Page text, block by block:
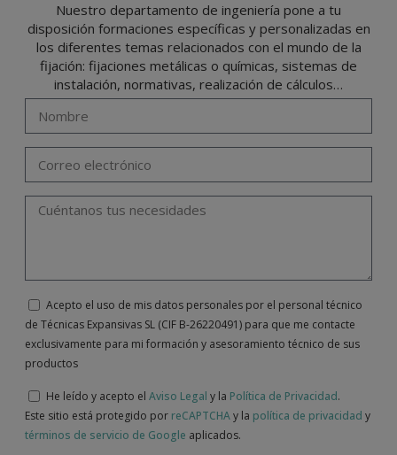
Nuestro departamento de ingeniería pone a tu
disposición formaciones específicas y personalizadas en
los diferentes temas relacionados con el mundo de la
fijación: fijaciones metálicas o químicas, sistemas de
instalación, normativas, realización de cálculos…
Acepto el uso de mis datos personales por el personal técnico
de Técnicas Expansivas SL (CIF B-26220491) para que me contacte
exclusivamente para mi formación y asesoramiento técnico de sus
productos
He leído y acepto el Aviso Legal y la Política de Privacidad.
Este sitio está protegido por reCAPTCHAy la política de privacidad y
términos de servicio de Google aplicados.